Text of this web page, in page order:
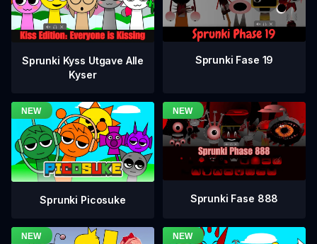
Sprunki Kyss Utgave Alle
Kyser
Sprunki Fase 19
Sprunki Picosuke Sprunki Fase 888